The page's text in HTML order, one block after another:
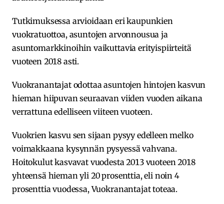
Tutkimuksessa arvioidaan eri kaupunkien
vuokratuottoa, asuntojen arvonnousua ja
asuntomarkkinoihin vaikuttavia erityispiirteitä
vuoteen 2018 asti.
Vuokranantajat odottaa asuntojen hintojen kasvun
hieman hiipuvan seuraavan viiden vuoden aikana
verrattuna edelliseen viiteen vuoteen.
Vuokrien kasvu sen sijaan pysyy edelleen melko
voimakkaana kysynnän pysyessä vahvana.
Hoitokulut kasvavat vuodesta 2013 vuoteen 2018
yhteensä hieman yli 20 prosenttia, eli noin 4
prosenttia vuodessa, Vuokranantajat toteaa.